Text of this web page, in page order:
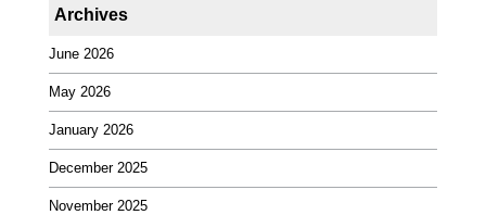
Archives
June 2026
May 2026
January 2026
December 2025
November 2025